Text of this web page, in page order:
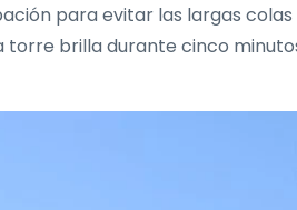
para evitar las largas
torre brilla durante cinco